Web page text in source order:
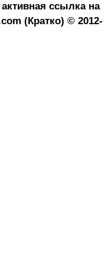
ссылка на
(Кратко) © 2012-